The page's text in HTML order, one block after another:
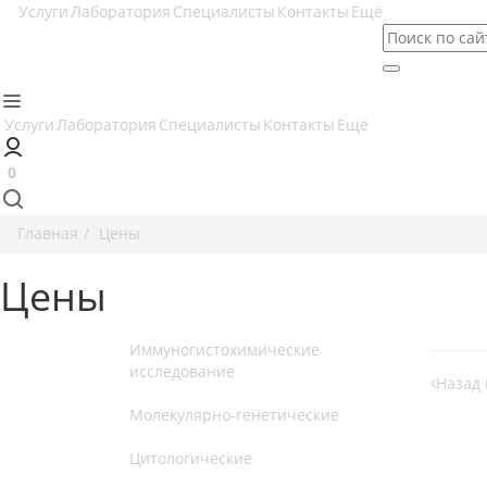
УслугиЛаборатория Специалисты Контакты Ещё
УслугиЛаборатория Специалисты Контакты Ещё
0
Главная Цены
Цены
Иммуногистохимические
исследование
Молекулярно-генетические
Цитологические
Назад